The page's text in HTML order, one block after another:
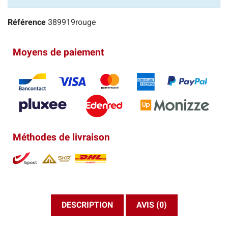
Référence 389919rouge
Moyens de paiement
Méthodes de livraison
DESCRIPTION AVIS (0)